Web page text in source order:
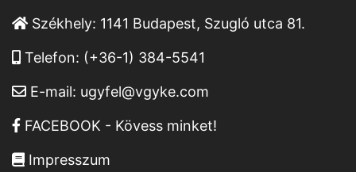
Székhely: 1141 Budapest, Szugló utca 81.
Telefon: (+36-1) 384-5541
E-mail: ugyfel@vgyke.com
FACEBOOK - Kövess minket!
Impresszum